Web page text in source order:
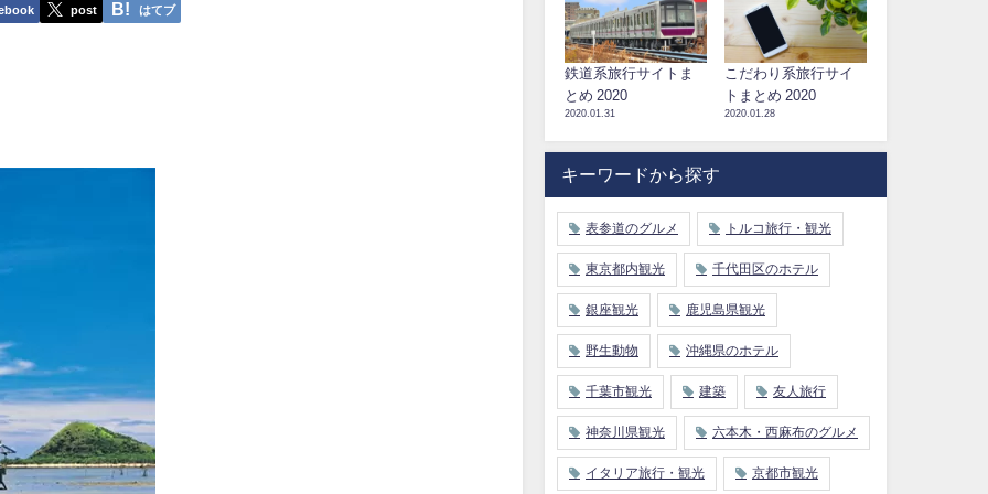
post はてブ
鉄道系旅行サイトま
とめ 2020
2020.01.31
こだわり系旅行サイ
トまとめ 2020
2020.01.28
キーワードから探す
表参道のグルメ トルコ旅行・観光
東京都内観光 千代田区のホテル
銀座観光 鹿児島県観光
野生動物 沖縄県のホテル
千葉市観光 建築 友人旅行
神奈川県観光 六本木・西麻布のグルメ
イタリア旅行・観光 京都市観光